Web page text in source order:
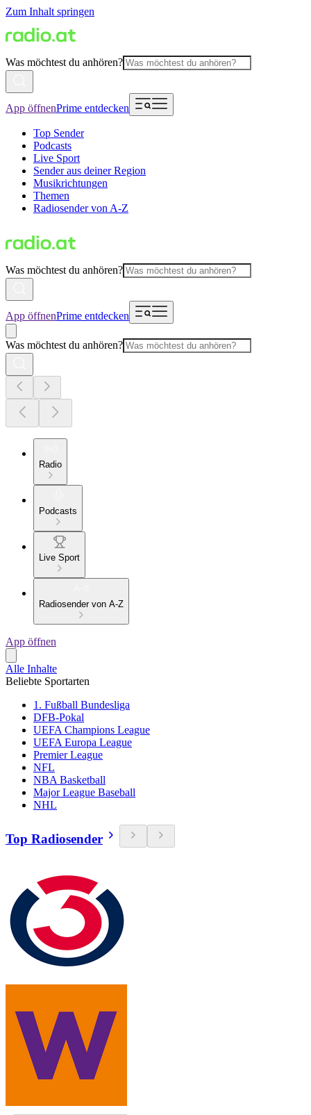
Zum Inhalt springen
Was möchtest du anhören?
App öffnenPrime entdecken
Top Sender
Podcasts
Live Sport
Sender aus deiner Region
Musikrichtungen
Themen
Radiosender von A-Z
Was möchtest du anhören?
App öffnenPrime entdecken
Was möchtest du anhören?
Radio
Podcasts
Live Sport
Radiosender von A-Z
App öffnen
Alle Inhalte
Beliebte Sportarten
1. Fußball Bundesliga
DFB-Pokal
UEFA Champions League
UEFA Europa League
Premier League
NFL
NBA Basketball
Major League Baseball
NHL
Top Radiosender